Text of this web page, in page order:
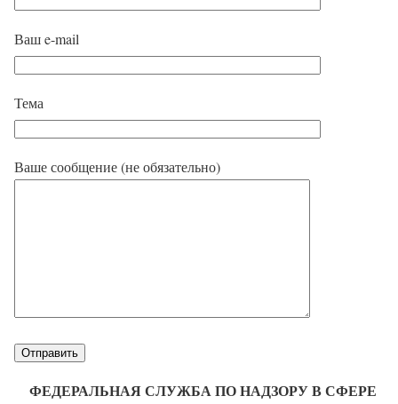
Ваш e-mail
Тема
Ваше сообщение (не обязательно)
ФЕДЕРАЛЬНАЯ СЛУЖБА ПО НАДЗОРУ В СФЕРЕ